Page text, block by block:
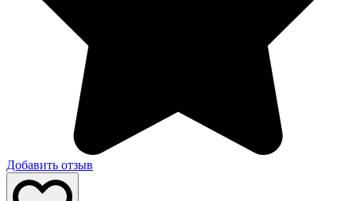
Добавить отзыв